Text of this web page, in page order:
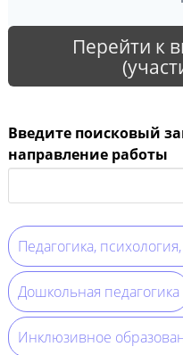
Перейти к
Введите поисковый
направление работы
Педагогика,
Дошкольная педагогика
Инклюзивное